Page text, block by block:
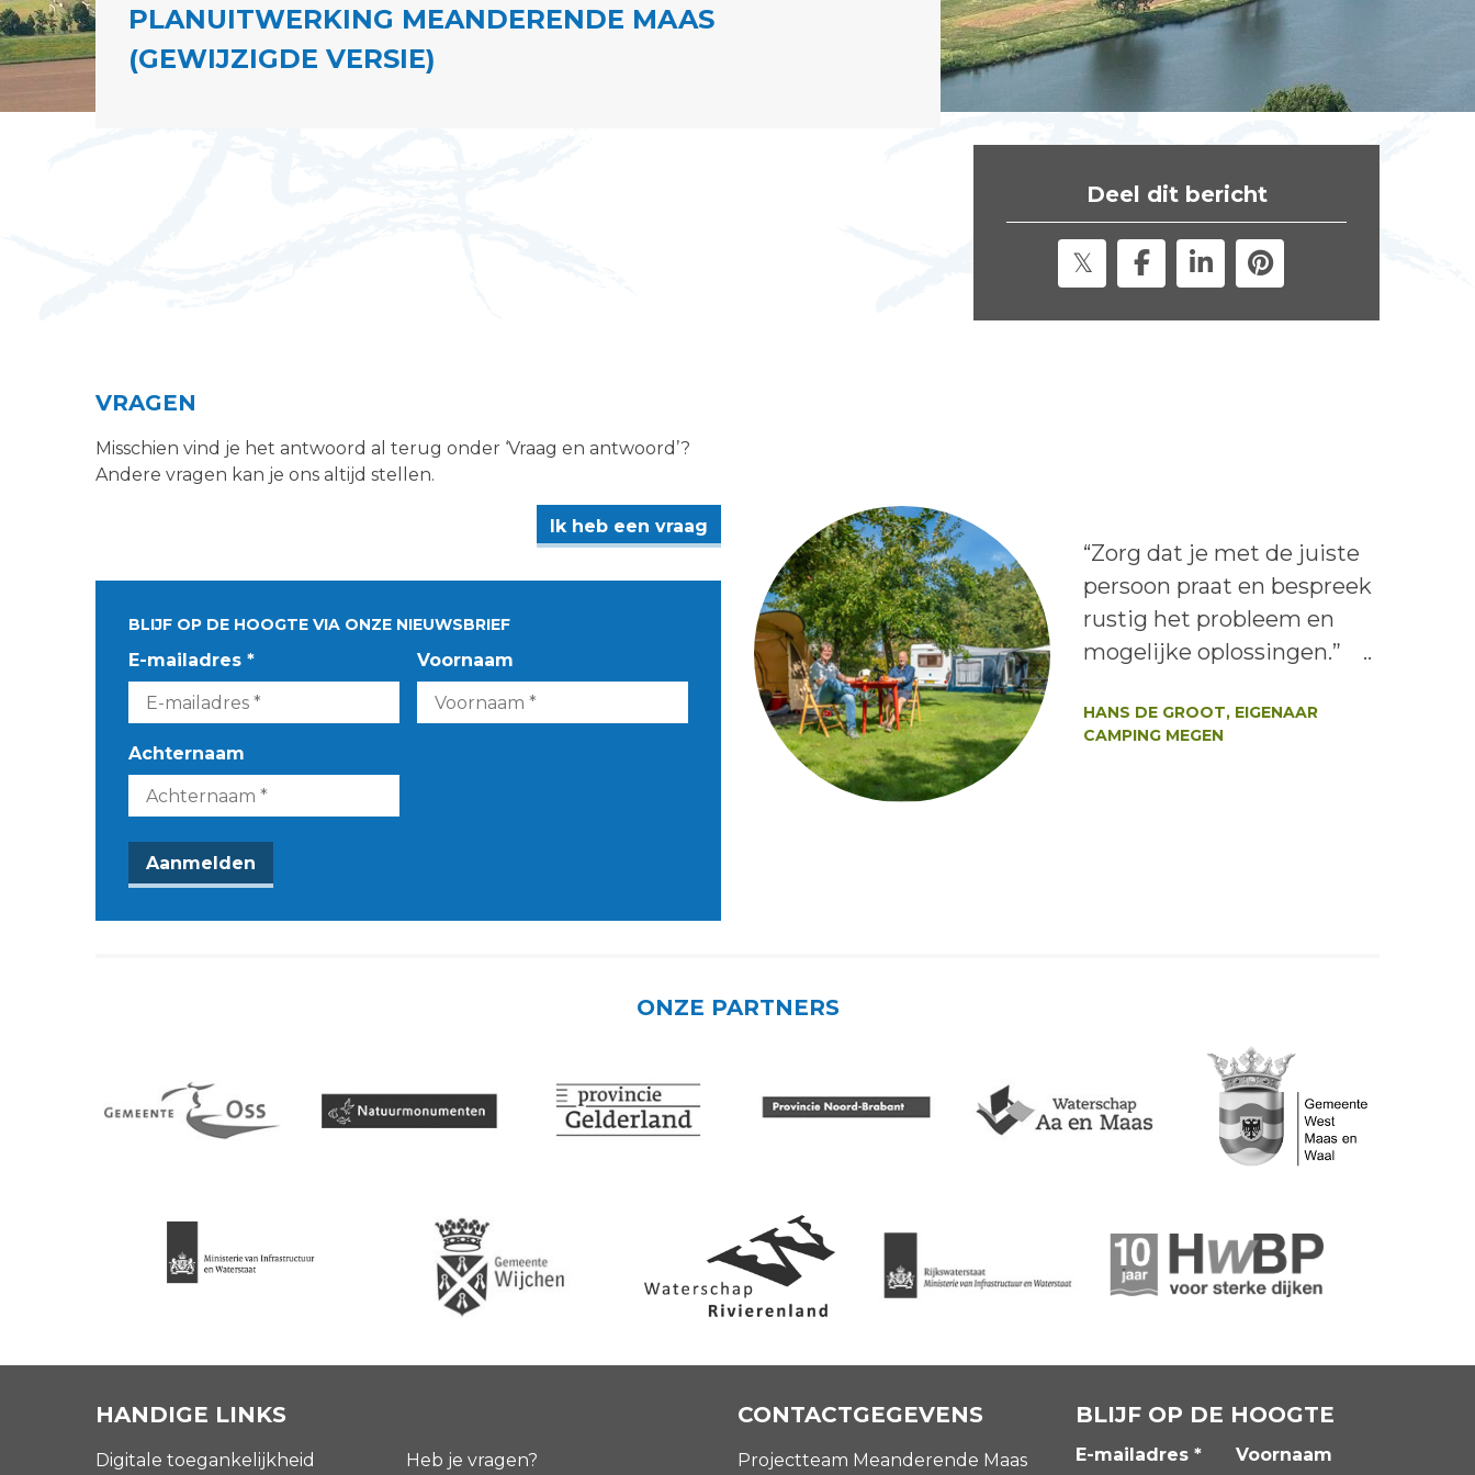
PLANUITWERKING MEANDERENDE MAAS
(GEWIJZIGDE VERSIE)
Deel dit bericht
VRAGEN
Misschien vind je het antwoord al terug onder ‘Vraag en antwoord’?
Andere vragen kan je ons altijd stellen.
Ik heb een vraag
BLIJF OP DE HOOGTE VIA ONZE NIEUWSBRIEF
E-mailadres * Voornaam
Achternaam
Lees het bericht:
“Zorg dat je met de juiste
persoon praat en bespreek
rustig het probleem en
mogelijke oplossingen.” ..
HANS DE GROOT, EIGENAAR
CAMPING MEGEN
ONZE PARTNERS
HANDIGE LINKS
Digitale toegankelijkheid Heb je vragen?
CONTACTGEGEVENS
Projectteam Meanderende Maas
BLIJF OP DE HOOGTE
E-mailadres * Voornaam